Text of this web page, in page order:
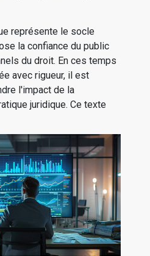
représente le socle
la confiance du public
du droit. En ces temps
avec rigueur, il est
l'impact de la
juridique. Ce texte